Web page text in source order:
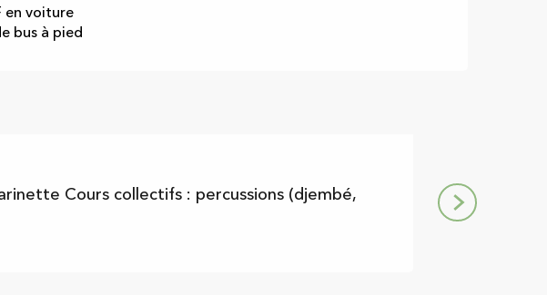
en voiture
bus à pied
Cours collectifs : percussions (djembé,
Danser, créer,
Le Fossat